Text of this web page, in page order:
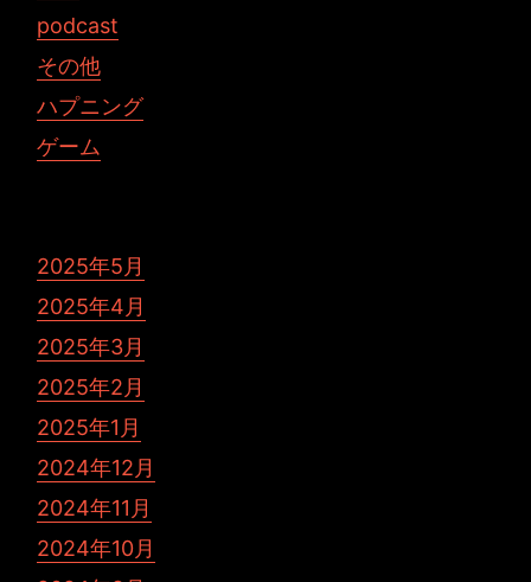
podcast
その他
ハプニング
ゲーム
2025年5月
2025年4月
2025年3月
2025年2月
2025年1月
2024年12月
2024年11月
2024年10月